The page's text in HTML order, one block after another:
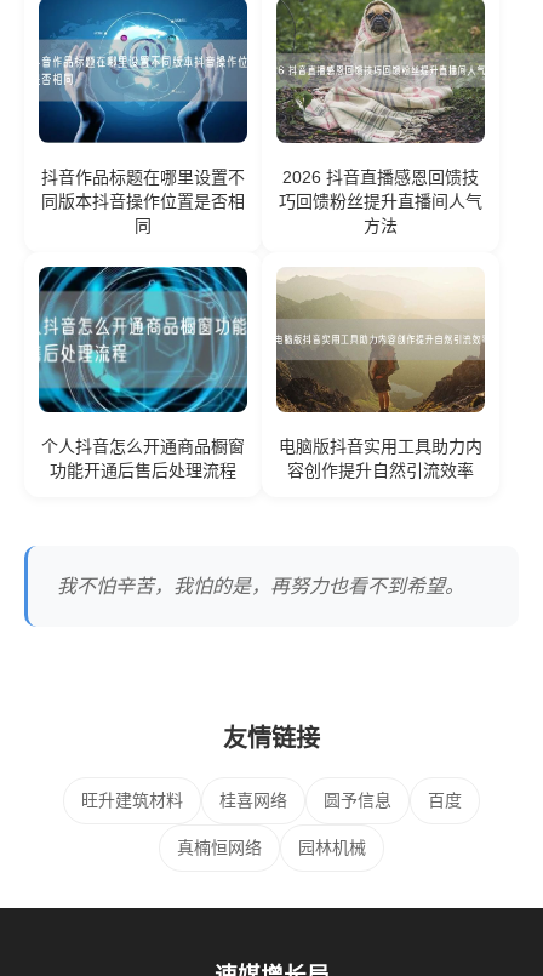
抖音作品标题在哪里设置不
同版本抖音操作位置是否相
同
2026 抖音直播感恩回馈技
巧回馈粉丝提升直播间人气
方法
个人抖音怎么开通商品橱窗
功能开通后售后处理流程
电脑版抖音实用工具助力内
容创作提升自然引流效率
我不怕辛苦，我怕的是，再努力也看不到希望。
友情链接
旺升建筑材料 桂喜网络 圆予信息 百度
真楠恒网络 园林机械